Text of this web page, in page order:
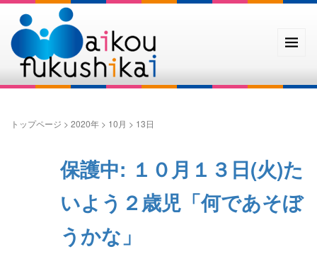
トップページ > 2020年 > 10月 > 13日
保護中: １０月１３日(火)た
いよう２歳児「何であそぼ
うかな」